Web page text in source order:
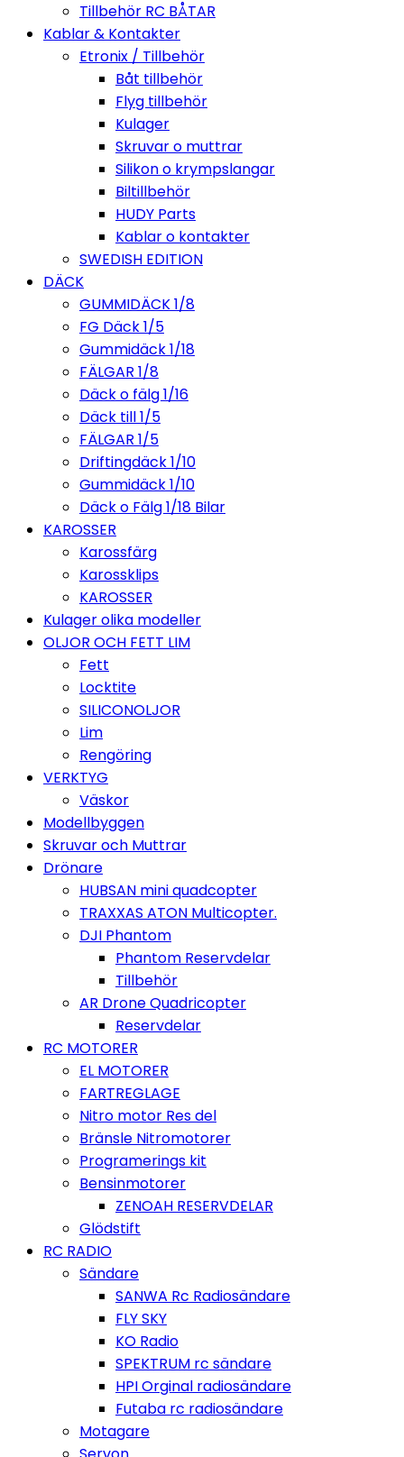
Tillbehör RC BÅTAR
Kablar & Kontakter
Etronix / Tillbehör
Båt tillbehör
Flyg tillbehör
Kulager
Skruvar o muttrar
Silikon o krympslangar
Biltillbehör
HUDY Parts
Kablar o kontakter
SWEDISH EDITION
DÄCK
GUMMIDÄCK 1/8
FG Däck 1/5
Gummidäck 1/18
FÄLGAR 1/8
Däck o fälg 1/16
Däck till 1/5
FÄLGAR 1/5
Driftingdäck 1/10
Gummidäck 1/10
Däck o Fälg 1/18 Bilar
KAROSSER
Karossfärg
Karossklips
KAROSSER
Kulager olika modeller
OLJOR OCH FETT LIM
Fett
Locktite
SILICONOLJOR
Lim
Rengöring
VERKTYG
Väskor
Modellbyggen
Skruvar och Muttrar
Drönare
HUBSAN mini quadcopter
TRAXXAS ATON Multicopter.
DJI Phantom
Phantom Reservdelar
Tillbehör
AR Drone Quadricopter
Reservdelar
RC MOTORER
EL MOTORER
FARTREGLAGE
Nitro motor Res del
Bränsle Nitromotorer
Programerings kit
Bensinmotorer
ZENOAH RESERVDELAR
Glödstift
RC RADIO
Sändare
SANWA Rc Radiosändare
FLY SKY
KO Radio
SPEKTRUM rc sändare
HPI Orginal radiosändare
Futaba rc radiosändare
Motagare